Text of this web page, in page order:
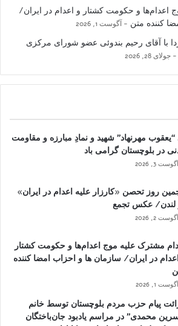
اعدام‌ها و حکومت کشتار و اعدام در ایران/
کننده متن
آگوست 1, 2026
با آقای رحیم بندوئی عضو شورای مرکزی
جولای 28, 2026
“یعقوب مهرنهاد” شهید و نمادِ مبارزه و مقاومت
در بلوچستان گرامی باد
آگوست 3, 2026
روز تحصن «کارزار علیه اعدام در ایران»
لندن/ عکس تجمع
آگوست 2, 2026
مشترک علیه موج اعدام‌ها و حکومت کشتار
در ایران/ سازمان ها و احزاب امضا کننده
آگوست 1, 2026
پیام حزب مردم بلوچستان توسط خانم
محمدی” در مراسم یادبود جان‌باختگان